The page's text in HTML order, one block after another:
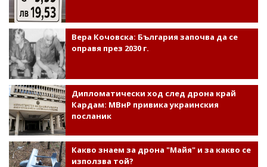
Вера Кочовска: България започва да се
оправя през 2030 г.
Дипломатически ход след дрона край
Кардам: МВнР привика украинския
посланик
Какво знаем за дрона "Майя" и за какво се
използва той?